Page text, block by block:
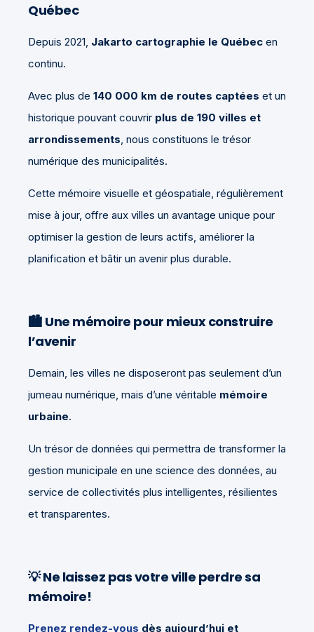
Québec
Depuis 2021, Jakarto cartographie le Québec en
continu.
Avec plus de 140 000 km de routes captées et un
historique pouvant couvrir plus de 190 villes et
arrondissements , nous constituons le trésor
numérique des municipalités.
Cette mémoire visuelle et géospatiale, régulièrement
mise à jour, offre aux villes un avantage unique pour
optimiser la gestion de leurs actifs, améliorer la
planification et bâtir un avenir plus durable.
🏙️ Une mémoire pour mieux construire
l’avenir
Demain, les villes ne disposeront pas seulement d’un
jumeau numérique, mais d’une véritable mémoire
urbaine.
Un trésor de données qui permettra de transformer la
gestion municipale en une science des données, au
service de collectivités plus intelligentes, résilientes
et transparentes.
💡Ne laissez pas votre ville perdre sa
mémoire!
Prenez rendez-vous dès aujourd’hui et